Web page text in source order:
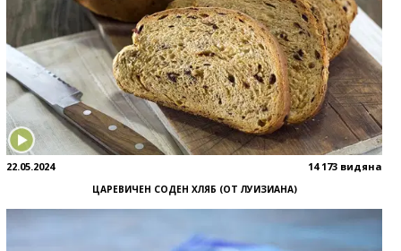
22.05.2024 14 173 видяна
ЦАРЕВИЧЕН СОДЕН ХЛЯБ (ОТ ЛУИЗИАНА)